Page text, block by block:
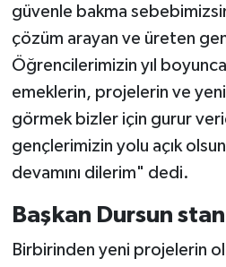
güvenle bakma
çözüm arayan ve üreten
Öğrencilerimizin yıl
emeklerin, projelerin ve
görmek bizler için gurur
gençlerimizin yolu açık olsun.
devamını dilerim" dedi.
Başkan Dursun
Birbirinden yeni projelerin